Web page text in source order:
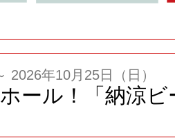
2026年10月25日（日）
ール！「納涼